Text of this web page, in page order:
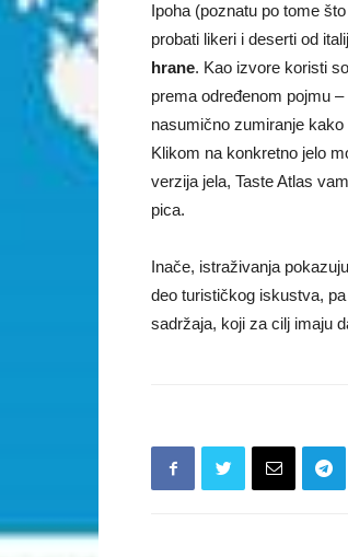
Ipoha (poznatu po tome
probati likeri i deserti od
hrane. Kao izvore koristi
prema određenom pojmu
nasumično zumiranje
Klikom na konkretno jelo
verzija jela, Taste Atlas
pica.
Inače, istraživanja
deo turističkog iskustva,
sadržaja, koji za cilj imaju